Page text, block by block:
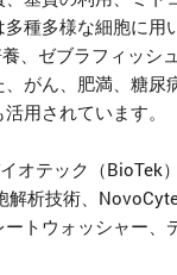
種多様な細胞に
、ゼブラフィッシ
がん、肥満、糖
用されています。
オテック（BioTek
析技術、
トウォッシャー